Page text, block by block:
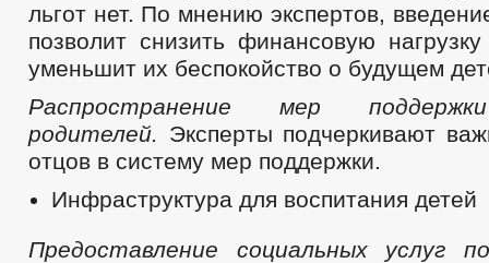
льгот нет. По мнению экспертов,
позволит снизить финансовую
уменьшит их беспокойство о будущем
Распространение мер
родителей. Эксперты подчеркивают
отцов в систему мер поддержки.
Инфраструктура для воспитания детей
Предоставление социальных услуг